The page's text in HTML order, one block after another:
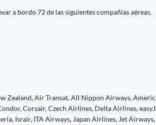
a bordo 72 de las siguientes compañías aéreas.
Zealand, Air Transat, All Nippon Airways,
Corsair, Czech Airlines, Delta Airlines,
Israir, ITA Airways, Japan Airlines, Jet